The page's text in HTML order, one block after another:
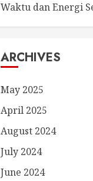
Waktu dan Energi
ARCHIVES
May 2025
April 2025
August 2024
July 2024
June 2024